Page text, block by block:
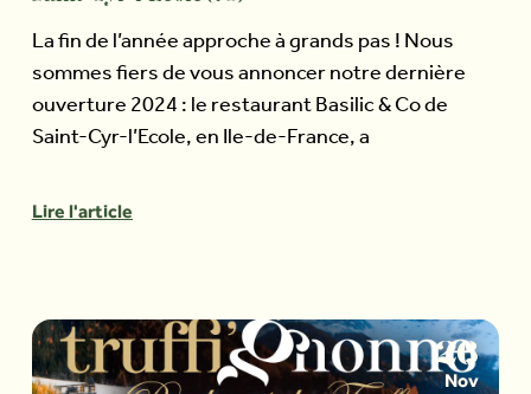
La fin de l’année approche à grands pas ! Nous
sommes fiers de vous annoncer notre dernière
ouverture 2024 : le restaurant Basilic & Co de
Saint-Cyr-l’Ecole, en Ile-de-France, a
Lire l'article
26
Nov